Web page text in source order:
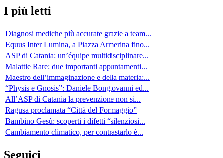
I più letti
Diagnosi mediche più accurate grazie a team...
Equus Inter Lumina, a Piazza Armerina fino...
ASP di Catania: un’équipe multidisciplinare...
Malattie Rare: due importanti appuntamenti...
Maestro dell’immaginazione e della materia:...
“Physis e Gnosis”: Daniele Bongiovanni ed...
All’ASP di Catania la prevenzione non si...
Ragusa proclamata “Città del Formaggio”
Bambino Gesù: scoperti i difetti “silenziosi...
Cambiamento climatico, per contrastarlo è...
Seguici